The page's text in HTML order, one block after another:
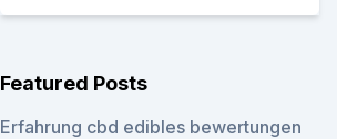
Featured Posts
Erfahrung cbd edibles bewertungen